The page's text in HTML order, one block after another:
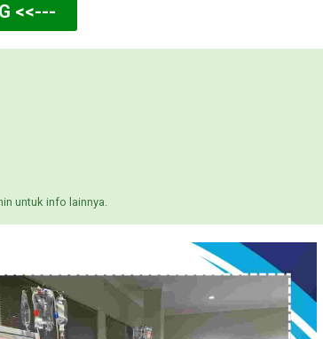
<<---
untuk info lainnya.